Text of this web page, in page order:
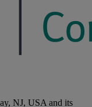
NJ, USA and its